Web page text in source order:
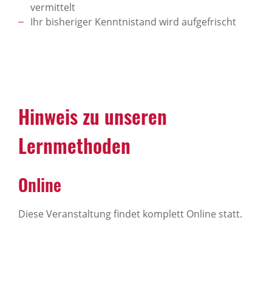
vermittelt
Ihr bisheriger Kenntnistand wird aufgefrischt
Hinweis zu unseren
Lernmethoden
Online
Diese Veranstaltung findet komplett Online statt.